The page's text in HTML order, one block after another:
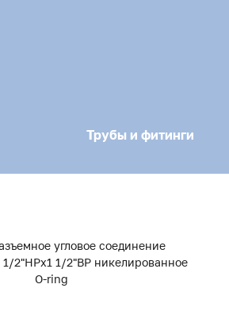
Трубы и фитинги